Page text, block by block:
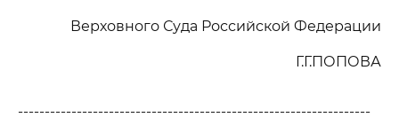
Верховного Суда Российской Федерации
Г.Г.ПОПОВА
------------------------------------------------------------------